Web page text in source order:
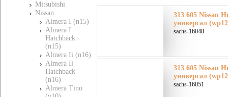
Mitsubishi
Nissan
Almera I (n15)
Almera I
Hatchback
(n15)
Almera Ii (n16)
Almera Ii
Hatchback
(n16)
Almera Tino
313 605 Nissan
универсал
sachs-16048
313 605 Nissan
универсал
sachs-16051